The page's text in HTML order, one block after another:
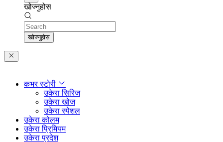
खोज्नुहोस
Search
खोज्नुहोस
कभर स्टोरी
उकेरा सिरिज
उकेरा खोज
उकेरा स्पेशल
उकेरा कोलम
उकेरा प्रिमियम
उकेरा प्रदेश